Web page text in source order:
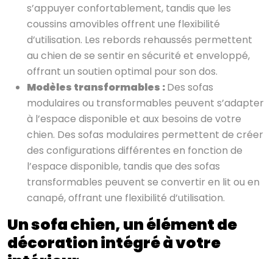
s’appuyer confortablement, tandis que les
coussins amovibles offrent une flexibilité
d’utilisation. Les rebords rehaussés permettent
au chien de se sentir en sécurité et enveloppé,
offrant un soutien optimal pour son dos.
Modèles transformables :Des sofas
modulaires ou transformables peuvent s’adapter
à l’espace disponible et aux besoins de votre
chien. Des sofas modulaires permettent de créer
des configurations différentes en fonction de
l’espace disponible, tandis que des sofas
transformables peuvent se convertir en lit ou en
canapé, offrant une flexibilité d’utilisation.
Un sofa chien, un élément de
décoration intégré à votre